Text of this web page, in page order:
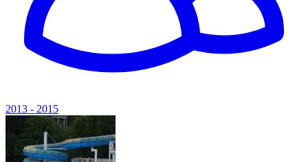
2013 - 2015